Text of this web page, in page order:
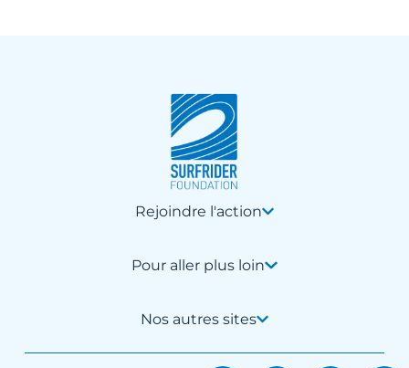
Rejoindre l'action
Pour aller plus loin
Nos autres sites